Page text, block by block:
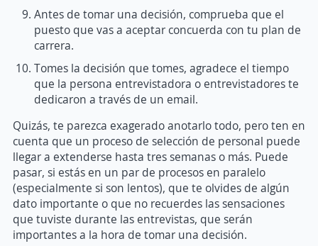
Antes de tomar una decisión, comprueba que el
puesto que vas a aceptar concuerda con tu plan de
carrera.
Tomes la decisión que tomes, agradece el tiempo
que la persona entrevistadora o entrevistadores te
dedicaron a través de un email.
Quizás, te parezca exagerado anotarlo todo, pero ten en
cuenta que un proceso de selección de personal puede
llegar a extenderse hasta tres semanas o más. Puede
pasar, si estás en un par de procesos en paralelo
(especialmente si son lentos), que te olvides de algún
dato importante o que no recuerdes las sensaciones
que tuviste durante las entrevistas, que serán
importantes a la hora de tomar una decisión.